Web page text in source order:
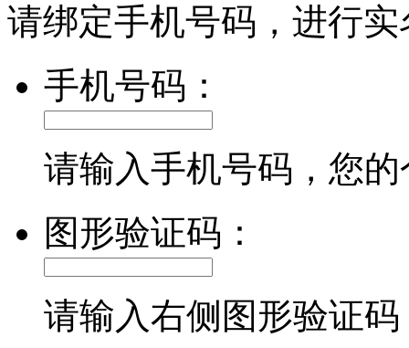
请绑定手机号码，进行
手机号码：
请输入手机号码，您
图形验证码：
请输入右侧图形验证码